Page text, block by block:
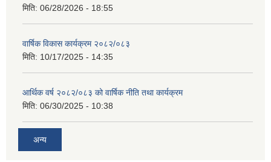
मिति: 06/28/2026 - 18:55
वार्षिक विकास कार्यक्रम २०८२/०८३
मिति: 10/17/2025 - 14:35
आर्थिक वर्ष २०८२/०८३ को वार्षिक नीति तथा कार्यक्रम
मिति: 06/30/2025 - 10:38
अन्य